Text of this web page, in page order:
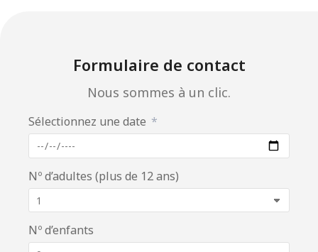
Formulaire de contact
Nous sommes à un clic.
Sélectionnez une date
Nº d’adultes (plus de 12 ans)
Nº d’enfants